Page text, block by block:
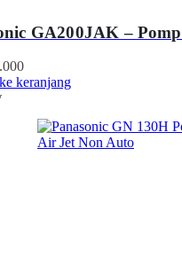
GA200JAK –
keranjang